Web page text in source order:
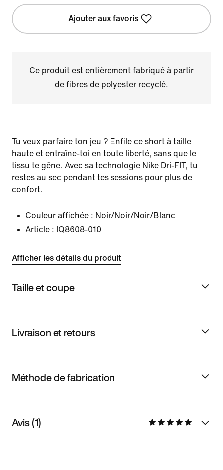
Ajouter aux favoris
Ce produit est entièrement fabriqué à partir
de fibres de polyester recyclé.
Tu veux parfaire ton jeu ? Enfile ce short à taille
haute et entraîne-toi en toute liberté, sans que le
tissu te gêne. Avec sa technologie Nike Dri-FIT, tu
restes au sec pendant tes sessions pour plus de
confort.
Couleur affichée : Noir/Noir/Noir/Blanc
Article : IQ8608-010
Afficher les détails du produit
Taille et coupe
Livraison et retours
Méthode de fabrication
Avis (1)